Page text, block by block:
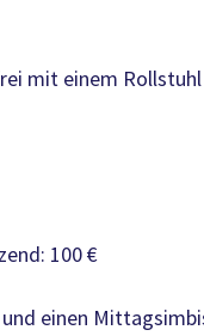
mit einem
100 €
einen